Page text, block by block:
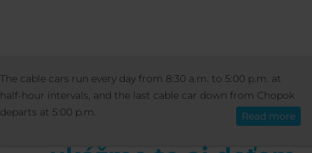
English
OTHER BLOG
JE RADOSŤ, UKÁŽME TO AJ DEŤOM
Lyžovačka je radosť,
The cable cars run every day from 8:30 a.m. to 5:00 p.m. at
half-hour intervals, and the last cable car down from Chopok
departs at 5:00 p.m.
Read more